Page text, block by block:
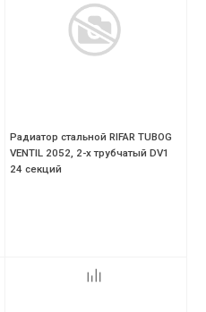
Радиатор стальной RIFAR TUBOG
VENTIL 2052, 2-х трубчатый DV1
24 секций